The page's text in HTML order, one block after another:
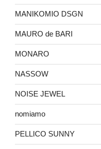
MANIKOMIO DSGN
MAURO de BARI
MONARO
NASSOW
NOISE JEWEL
nomiamo
PELLICO SUNNY